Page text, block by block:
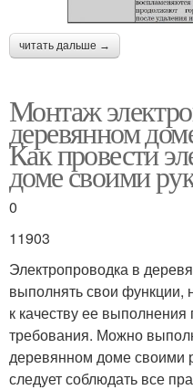
читать дальше →
Монтаж
деревянном
Как провести
доме своими
0
11903
Электропроводка в
выполнять свои функции,
к качеству ее
требования. Можно
деревянном доме своими
следует соблюдать все